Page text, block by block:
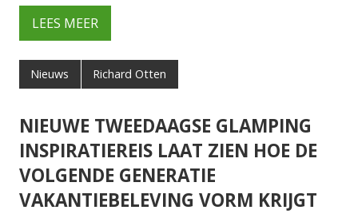
LEES MEER
Nieuws Richard Otten
NIEUWE TWEEDAAGSE GLAMPING
INSPIRATIEREIS LAAT ZIEN HOE DE
VOLGENDE GENERATIE
VAKANTIEBELEVING VORM KRIJGT